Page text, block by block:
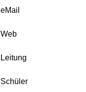
eMail
Web
Leitung
Schüler